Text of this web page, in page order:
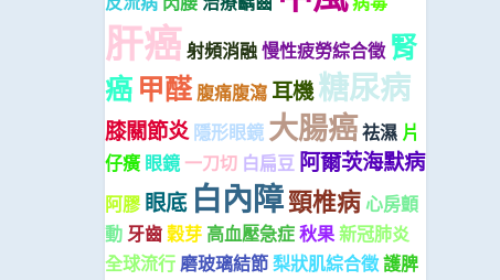
肝癌射頻消融慢性疲勞綜合徵 腎
癌 甲醛 腹痛腹瀉 耳機糖尿病
膝關節炎 隱形眼鏡 大腸癌祛濕 片
仔癀 眼鏡 一刀切 白扁豆 阿爾茨海默病
阿膠 眼底 白內障頸椎病心房顫
動牙齒穀芽 高血壓急症秋果新冠肺炎
全球流行磨玻璃結節梨狀肌綜合徵護脾